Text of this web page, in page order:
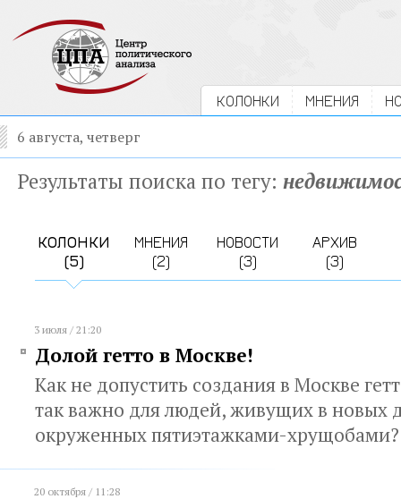
КОЛОНКИ МНЕНИЯ
6 августа, четверг
Результаты поиска по тегу:
КОЛОНКИ
(5)
МНЕНИЯ
(2)
НОВОСТИ
(3)
АРХИВ
(3)
3 июля / 21:20
Долой гетто в Москве!
Как не допустить создания в Москве
так важно для людей, живущих в новых
окруженных пятиэтажками-
20 октября / 11:28